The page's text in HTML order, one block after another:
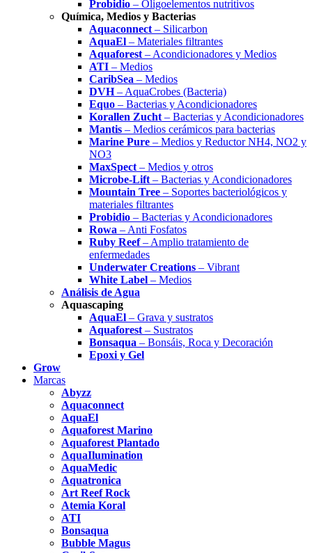
Probidio – Oligoelementos nutritivos
Química, Medios y Bacterias
Aquaconnect – Silicarbon
AquaEl – Materiales filtrantes
Aquaforest – Acondicionadores y Medios
ATI – Medios
CaribSea – Medios
DVH– AquaCrobes (Bacteria)
Equo – Bacterias y Acondicionadores
Korallen Zucht – Bacterias y Acondicionadores
Mantis – Medios cerámicos para bacterias
Marine Pure – Medios y Reductor NH4, NO2 y
NO3
MaxSpect – Medios y otros
Microbe-Lift – Bacterias y Acondicionadores
Mountain Tree – Soportes bacteriológicos y
materiales filtrantes
Probidio – Bacterias y Acondicionadores
Rowa – Anti Fosfatos
Ruby Reef– Amplio tratamiento de
enfermedades
Underwater Creations – Vibrant
White Label – Medios
Análisis de Agua
Aquascaping
AquaEl – Grava y sustratos
Aquaforest – Sustratos
Bonsaqua – Bonsáis, Roca y Decoración
Epoxi y Gel
Grow
Marcas
Abyzz
Aquaconnect
AquaEl
Aquaforest Marino
Aquaforest Plantado
AquaIlumination
AquaMedic
Aquatronica
Art Reef Rock
Atemia Koral
ATI
Bonsaqua
Bubble Magus